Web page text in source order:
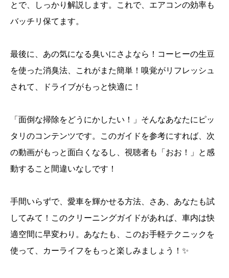
とで、しっかり解説します。これで、エアコンの効率も
バッチリ保てます。
最後に、あの気になる臭いにさよなら！コーヒーの生豆
を使った消臭法、これがまた簡単！嗅覚がリフレッシュ
されて、ドライブがもっと快適に！
「面倒な掃除をどうにかしたい！」そんなあなたにピッ
タリのコンテンツです。このガイドを参考にすれば、次
の動画がもっと面白くなるし、視聴者も「おお！」と感
動すること間違いなしです！
手間いらずで、愛車を輝かせる方法、さあ、あなたも試
してみて！このクリーニングガイドがあれば、車内は快
適空間に早変わり。あなたも、このお手軽テクニックを
使って、カーライフをもっと楽しみましょう！✨